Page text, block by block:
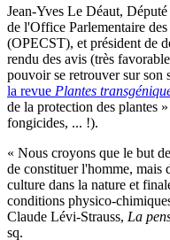
Jean-Yves Le Déaut,
de l'Office Parlementaire
(OPECST), et président de
rendu des avis (très
pouvoir se retrouver sur son
la revue Plantes
de la protection des plantes
fongicides, ... !).
« Nous croyons que le but
de constituer l'homme, mais
culture dans la nature et
conditions physico-
Claude Lévi-Strauss, La
sq.